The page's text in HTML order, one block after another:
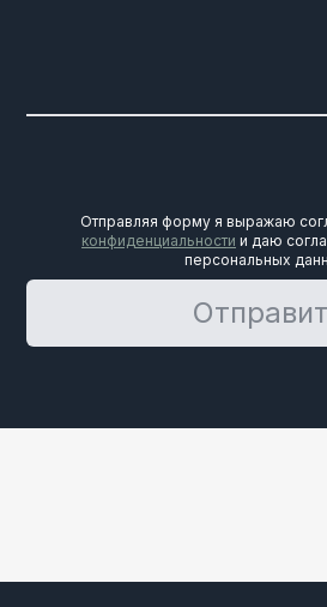
Отправляя форму я выражаю
конфиденциальности и даю
персональных